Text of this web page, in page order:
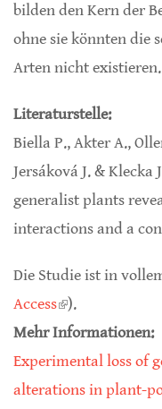
bilden den Kern der
ohne sie könnten die
Arten nicht existieren.
Literaturstelle:
Biella P., Akter A.,
Jersáková J. & Klecka
generalist plants
interactions and a
Die Studie ist in
Access(link is external)
).
Mehr Informationen:
Experimental loss of
alterations in plant-